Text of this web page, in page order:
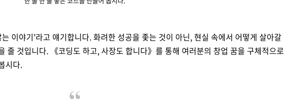
이야기'라고 얘기합니다. 화려한 성공을 좇는 것이 아닌, 현실 속에서 어떻게 살아갈
줄 것입니다. 《코딩도 하고, 사장도 합니다》를 통해 여러분의 창업 꿈을 구체적으로
시다.